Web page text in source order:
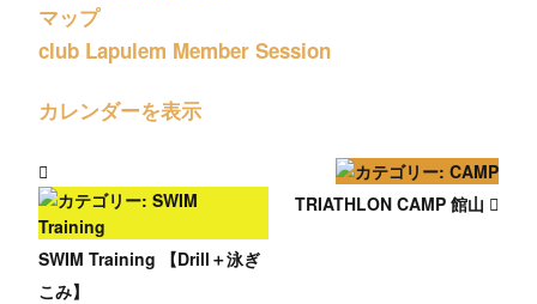
マップ
club Lapulem Member Session
カレンダーを表示
SWIM Training 【Drill＋泳ぎ
こみ】
TRIATHLON CAMP 館山